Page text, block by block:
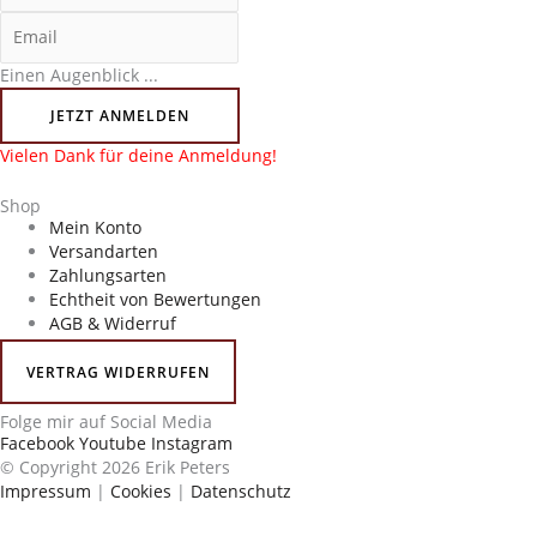
Einen Augenblick ...
JETZT ANMELDEN
Vielen Dank für deine Anmeldung!
Shop
Mein Konto
Versandarten
Zahlungsarten
Echtheit von Bewertungen
AGB & Widerruf
VERTRAG WIDERRUFEN
Folge mir auf Social Media
Facebook Youtube Instagram
© Copyright 2026 Erik Peters
Impressum | Cookies | Datenschutz